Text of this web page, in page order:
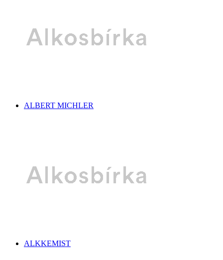
ALBERT MICHLER
ALKKEMIST